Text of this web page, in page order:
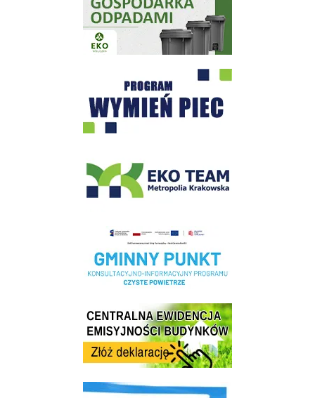
Program "Czyste Powietrze" - Wieliczka
Realizacja Programu Czyste Powietrze w Gminie Wieliczka
Centrala Ewidencja Emisyjności Budynków - złóż deklarację
link do strony ekointerwencja dot.- powietrza